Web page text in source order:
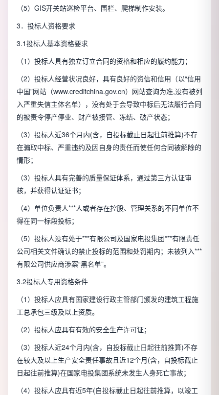
（5）GIS开关站巡检平台、围栏、爬梯制作安装。
3．投标人资格要求
3.1投标人基本资格要求
（1）投标人具有独立订立合同的资格和相应的履约能力；
（2）投标人经营状况良好，具有良好的资信和信用（以“信用
中国”网站（www.creditchina.gov.cn）网站查询为准,没有被列
入严重失信主体名单），没有处于会导致中标后无法履行合同
的被责令停产停业、财产被接管、冻结、破产状态；
（3）投标人近36个月内(含，自投标截止日起往前推算)不存
在骗取中标、严重违约及因自身的责任而使任何合同被解除的
情形；
（3）投标人具有完善的质量保证体系，通过第三方认证审
核，并获得认证证书；
（4）单位负责人***人或者存在控股、管理关系的不同单位不
得在同一标段投标；
（5）投标人没有处于***有限公司及国家电投集团***有限责任
公司相关文件确认的禁止投标的范围和处罚期内；未被列入***
有限公司供应商涉案“黑名单”。
3.2投标人专用资格条件
（1）投标人应具有国家建设行政主管部门颁发的建筑工程施
工总承包三级及以上资质。
（2）投标人应具有有效的安全生产许可证；
（3）投标人近24个月内(含，自投标截止日起往前推算)不存
在较大及以上生产安全责任事故且近12个月(含，自投标截止
日起往前推算)在国家电投集团系统未发生人身死亡事故；
（4）投标人应具有近5年(自投标截止日起往前推算，以竣工